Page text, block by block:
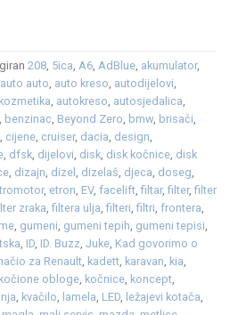
208, 5ica, A6, AdBlue, akumulator,
auto auto, auto kreso, autodijelovi,
, autokreso, autosjedalica,
, benzinac, Beyond Zero, bmw, brisači,
, cijene, cruiser, dacia, design,
, dfsk, dijelovi, disk, disk kočnice, disk
, dizajn, dizel , dizelaš, djeca, doseg,
, etron, EV, facelift,filtar,filter,filter
zraka,filtera ulja,filteri,filtri, frontera,
, gumeni, gumeni tepih, gumeni tepisi,
, ID, ID. Buzz, Juke, Kad govorimo o
za Renault, kadett, karavan, kia,
kočione obloge, kočnice, koncept,
, kvačilo, lamela, LED, ležajevi kotača,